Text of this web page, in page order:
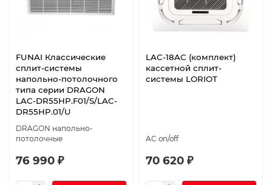
FUNAI Классические
сплит-системы
напольно-потолочного
типа серии DRAGON
LAC-DR55HP.F01/S/LAC-
DR55HP.01/U
DRAGON напольно-
потолочные
76 990 ₽
LAC-18AC (комплект)
кассетной сплит-
системы LORIOT
AC on/off
70 620 ₽